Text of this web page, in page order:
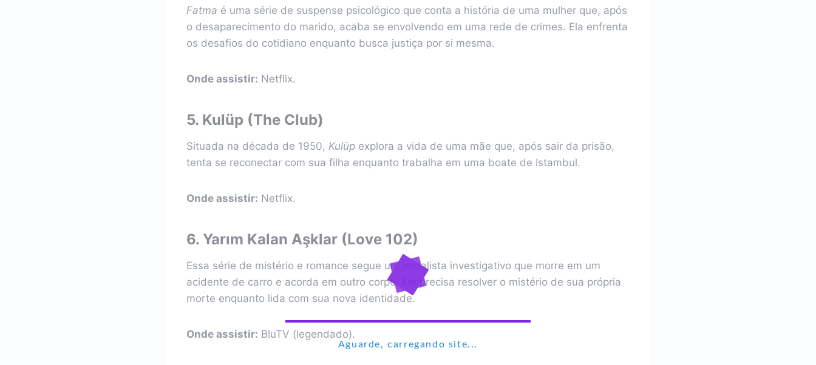
Aguarde, carregando site...
Fatma é uma série de suspense psicológico que conta a história de uma mulher que, após
o desaparecimento do marido, acaba se envolvendo em uma rede de crimes. Ela enfrenta
os desafios do cotidiano enquanto busca justiça por si mesma.
Onde assistir: Netflix.
5. Kulüp (The Club)
Situada na década de 1950, Kulüp explora a vida de uma mãe que, após sair da prisão,
tenta se reconectar com sua filha enquanto trabalha em uma boate de Istambul.
Onde assistir: Netflix.
6. Yarım Kalan Aşklar (Love 102)
Essa série de mistério e romance segue um jornalista investigativo que morre em um
acidente de carro e acorda em outro corpo. Ele precisa resolver o mistério de sua própria
morte enquanto lida com sua nova identidade.
Onde assistir: BluTV (legendado).